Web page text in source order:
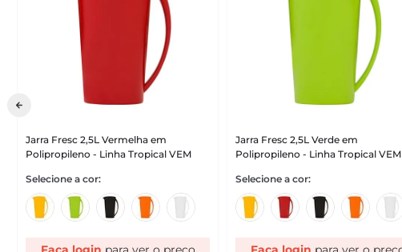
Jarra Fresc 2,5L Vermelha em
Polipropileno - Linha Tropical VEM
Jarra Fresc 2,5L Verde em
Polipropileno - Linha Tropical VEM